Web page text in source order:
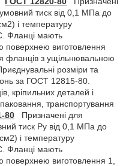
тиск від 0,1 МПа до
і температуру
Фланці мають
поверхнею виготовлення
фланців з ущільнювальною
розміри та
за ГОСТ 12815-80.
кріпильних деталей і
транспортування
80 Призначені для
тиск Ру від 0,1 МПа до
і температуру
Фланці мають
поверхнею виготовлення 1,